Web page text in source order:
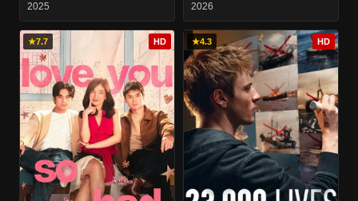
2025 2026
★7.7 HD ★4.3 HD